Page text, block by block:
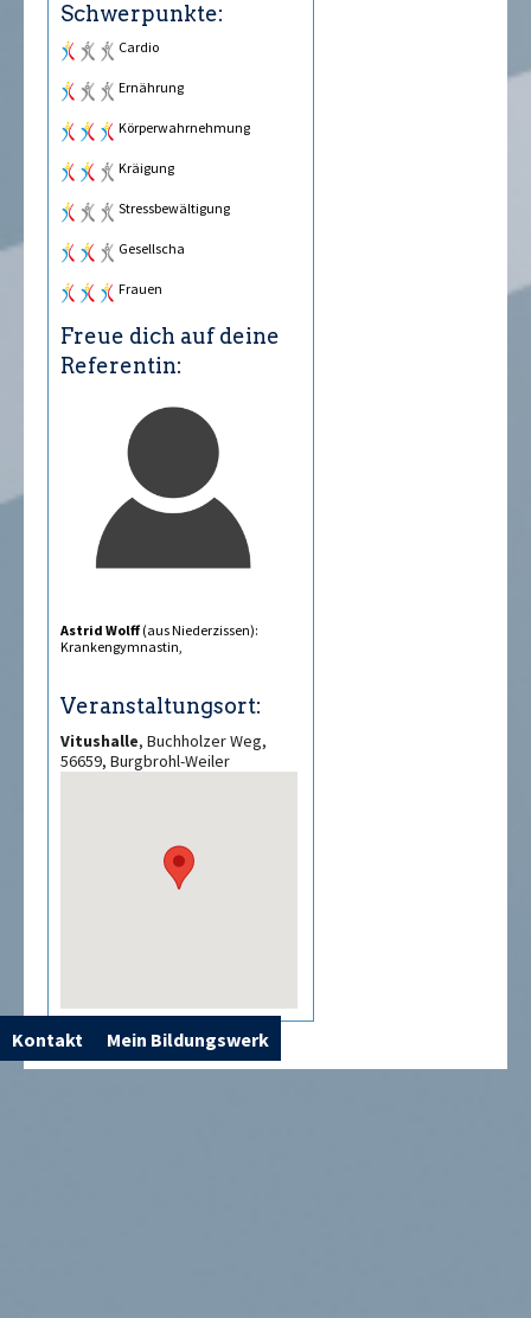
Schwerpunkte:
Cardio
Ernährung
Körperwahrnehmung
Kräftigung
Stressbewältigung
Gesellschaft
Frauen
Freue dich auf deine
Referentin:
Astrid Wolff (aus Niederzissen):
Krankengymnastin,
Veranstaltungsort:
Vitushalle, Buchholzer Weg,
56659, Burgbrohl-Weiler
Kontakt Mein Bildungswerk